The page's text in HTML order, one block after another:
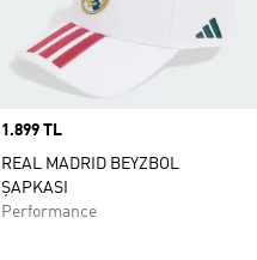
Price
1.899 TL
REAL MADRID BEYZBOL
ŞAPKASI
Performance